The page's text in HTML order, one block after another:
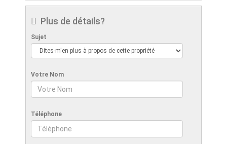
Plus de détails?
Sujet
Votre Nom
Téléphone